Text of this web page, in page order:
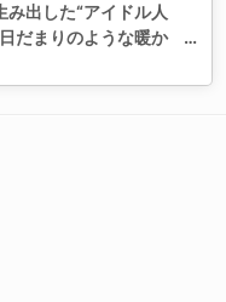
出した“アイドル人
だまりのような暖か
たと思います」